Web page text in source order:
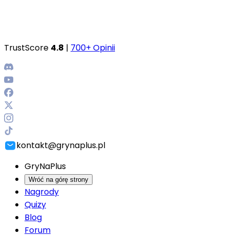
TrustScore 4.8 | 700+ Opinii
kontakt@grynaplus.pl
GryNaPlus
Wróć na górę strony
Nagrody
Quizy
Blog
Forum